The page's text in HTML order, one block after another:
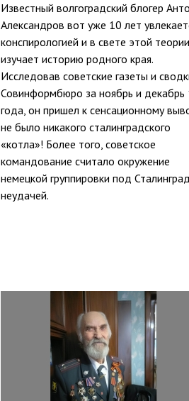
Известный волгоградский блогер
Александров вот уже 10 лет
конспирологией и в свете этой теории
изучает историю родного края.
Исследовав советские газеты и
Совинформбюро за ноябрь и декабрь
года, он пришел к сенсационному
не было никакого сталинградского
«котла»! Более того, советское
командование считало окружение
немецкой группировки под
неудачей.